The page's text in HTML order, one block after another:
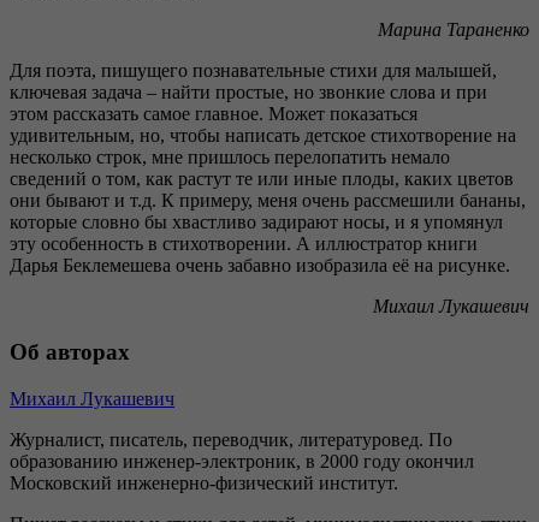
Марина Тараненко
Для поэта, пишущего познавательные стихи для малышей,
ключевая задача – найти простые, но звонкие слова и при
этом рассказать самое главное. Может показаться
удивительным, но, чтобы написать детское стихотворение на
несколько строк, мне пришлось перелопатить немало
сведений о том, как растут те или иные плоды, каких цветов
они бывают и т.д. К примеру, меня очень рассмешили бананы,
которые словно бы хвастливо задирают носы, и я упомянул
эту особенность в стихотворении. А иллюстратор книги
Дарья Беклемешева очень забавно изобразила её на рисунке.
Михаил Лукашевич
Об авторах
Михаил Лукашевич
Журналист, писатель, переводчик, литературовед. По
образованию инженер-электроник, в 2000 году окончил
Московский инженерно-физический институт.